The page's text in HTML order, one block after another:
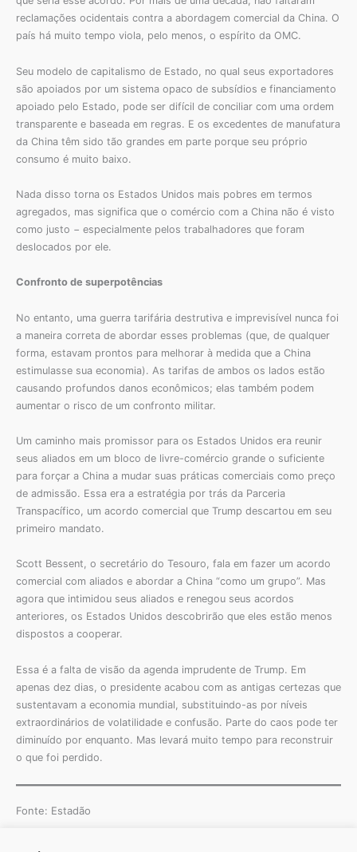
reclamações ocidentais contra a abordagem comercial da China. O
país há muito tempo viola, pelo menos, o espírito da OMC.
Seu modelo de capitalismo de Estado, no qual seus exportadores
são apoiados por um sistema opaco de subsídios e financiamento
apoiado pelo Estado, pode ser difícil de conciliar com uma ordem
transparente e baseada em regras. E os excedentes de manufatura
da China têm sido tão grandes em parte porque seu próprio
consumo é muito baixo.
Nada disso torna os Estados Unidos mais pobres em termos
agregados, mas significa que o comércio com a China não é visto
como justo − especialmente pelos trabalhadores que foram
deslocados por ele.
Confronto de superpotências
No entanto, uma guerra tarifária destrutiva e imprevisível nunca foi
a maneira correta de abordar esses problemas (que, de qualquer
forma, estavam prontos para melhorar à medida que a China
estimulasse sua economia). As tarifas de ambos os lados estão
causando profundos danos econômicos; elas também podem
aumentar o risco de um confronto militar.
Um caminho mais promissor para os Estados Unidos era reunir
seus aliados em um bloco de livre-comércio grande o suficiente
para forçar a China a mudar suas práticas comerciais como preço
de admissão. Essa era a estratégia por trás da Parceria
Transpacífico, um acordo comercial que Trump descartou em seu
primeiro mandato.
Scott Bessent, o secretário do Tesouro, fala em fazer um acordo
comercial com aliados e abordar a China “como um grupo”. Mas
agora que intimidou seus aliados e renegou seus acordos
anteriores, os Estados Unidos descobrirão que eles estão menos
dispostos a cooperar.
Essa é a falta de visão da agenda imprudente de Trump. Em
apenas dez dias, o presidente acabou com as antigas certezas que
sustentavam a economia mundial, substituindo-as por níveis
extraordinários de volatilidade e confusão. Parte do caos pode ter
diminuído por enquanto. Mas levará muito tempo para reconstruir
o que foi perdido.
Fonte: Estadão